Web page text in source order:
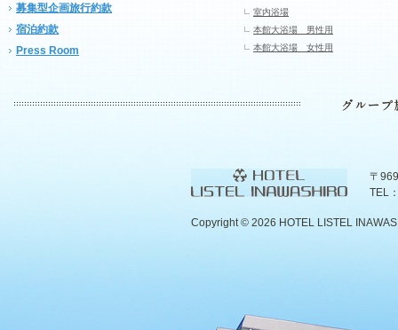
募集型企画旅行約款
宿泊約款
Press Room
室内浴場
本館大浴場 男性用
本館大浴場 女性用
〒
TEL
Copyright © 2026 HOTEL LISTEL